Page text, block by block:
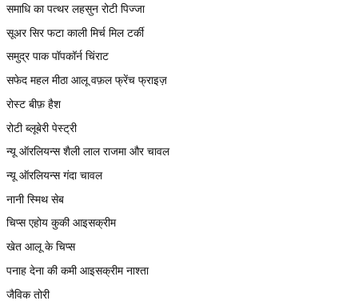
समाधि का पत्थर लहसुन रोटी पिज्जा
सूअर सिर फटा काली मिर्च मिल टर्की
समुद्र पाक पॉपकॉर्न चिंराट
सफेद महल मीठा आलू वफ़ल फ्रेंच फ्राइज़
रोस्ट बीफ़ हैश
रोटी ब्लूबेरी पेस्ट्री
न्यू ऑरलियन्स शैली लाल राजमा और चावल
न्यू ऑरलियन्स गंदा चावल
नानी स्मिथ सेब
चिप्स एहोय कुकी आइसक्रीम
खेत आलू के चिप्स
पनाह देना की कमी आइसक्रीम नाश्ता
जैविक तोरी